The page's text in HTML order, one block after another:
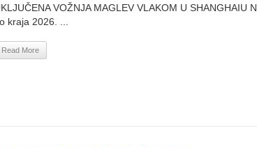
VOŽNJA MAGLEV VLAKOM U SHANGHAIU
kraja 2026. ...
Read More